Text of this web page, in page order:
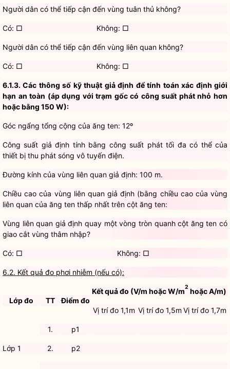
Người dân có thể tiếp cận đến vùng tuân thủ không?
Có: □ Không: □
Người dân có thể tiếp cận đến vùng liên quan không?
Có: □ Không: □
6.1.3.Các thông số kỹ thuật giả định để tính toán xác định giới
hạn an toàn (áp dụng với trạm gốc có công suất phát nhỏ hơn
hoặc bằng 150 W):
Góc ngẩng tổng cộng của ăng ten: 12º
Công suất giả định tính bằng công suất phát tối đa có thể của
thiết bị thu phát sóng vô tuyến điện.
Đường kính của vùng liên quan giả định: 100 m.
Chiều cao của vùng liên quan giả định (bằng chiều cao của vùng
liên quan của ăng ten thấp nhất trên cột ăng ten:
Vùng liên quan giả định quay một vòng tròn quanh cột ăng ten có
giao cắt vùng thâm nhập?
Có: □ Không: □
6.2. Kết quả đo phơi nhiễm (nếu có):
Lớp đo TT Điểm đo
Kết quả đo (V/m hoặc W/m2 hoặc A/m)
Vị trí đo 1,1m Vị trí đo 1,5m Vị trí đo 1,7m
Lớp 1
1. p1
2. p2